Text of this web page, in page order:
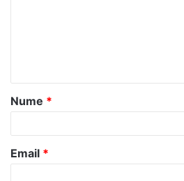
a
r
*
Nume *
Email *